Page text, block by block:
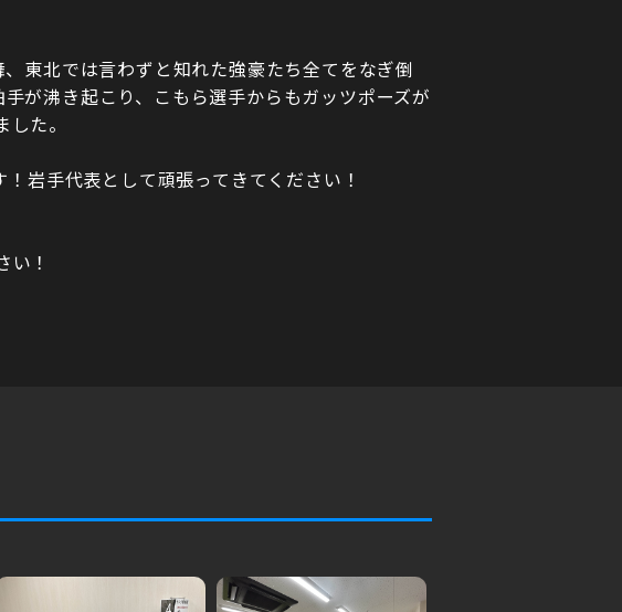
東北では言わずと知れた強豪たち全てをなぎ倒
が沸き起こり、こもら選手からもガッツポーズが
た。
岩手代表として頑張ってきてください！
！